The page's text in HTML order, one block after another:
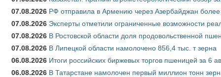
07.08.2026 РФ отправила в Армению через Азербайджан более
07.08.2026 Эксперты отметили ограниченные возможности
07.08.2026 В Ростовской области доля продовольственной
07.08.2026 В Липецкой области намолочено 856,4 тыс. т зерна
06.08.2026 Итоги российских биржевых торгов пшеницей за 6
06.08.2026 В Татарстане намолочен первый миллион тонн